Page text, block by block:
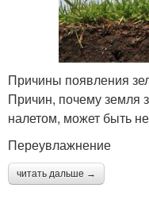
Причины появления
Причин, почему земля
налетом, может быть
Переувлажнение
читать дальше →